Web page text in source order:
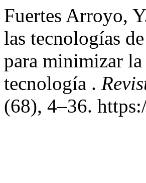
Fuertes Arroyo,
las tecnologías
para minimizar la
tecnología .
(68), 4–36.